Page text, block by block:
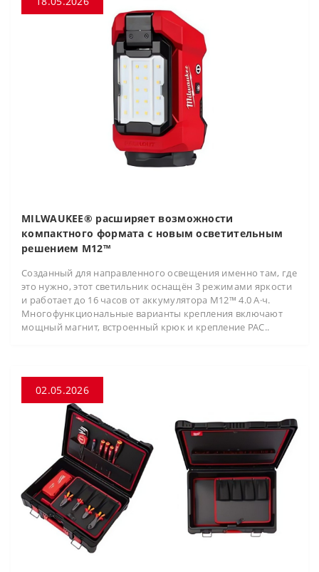
MILWAUKEE® расширяет возможности
компактного формата с новым осветительным
решением M12™
Созданный для направленного освещения именно там, где
это нужно, этот светильник оснащён 3 режимами яркости
и работает до 16 часов от аккумулятора M12™ 4.0 А·ч.
Многофункциональные варианты крепления включают
мощный магнит, встроенный крюк и крепление PAC..
02.05.2026